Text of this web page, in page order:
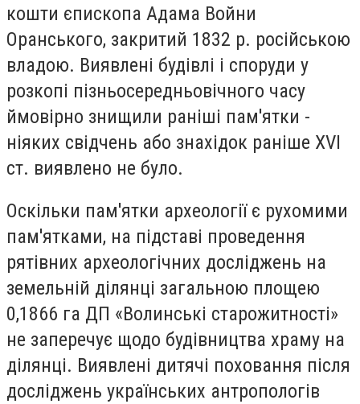
кошти єпископа Адама Войни
Оранського, закритий 1832 р. російською
владою. Виявлені будівлі і споруди у
розкопі пізньосередньовічного часу
ймовірно знищили раніші пам'ятки -
ніяких свідчень або знахідок раніше XVI
ст. виявлено не було.
Оскільки пам'ятки археології є рухомими
пам'ятками, на підставі проведення
рятівних археологічних досліджень на
земельній ділянці загальною площею
0,1866 га ДП «Волинські старожитності»
не заперечує щодо будівництва храму на
ділянці. Виявлені дитячі поховання після
досліджень українських антропологів